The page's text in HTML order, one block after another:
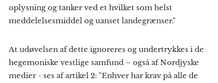
oplysning og tanker ved et hvilket som helst
meddelelsesmiddel og uanset landegrænser."
At udøvelsen af dette ignoreres og undertrykkes i de
hegemoniske vestlige samfund – også af Nordjyske
medier - ses af artikel 2: "Enhver har krav på alle de